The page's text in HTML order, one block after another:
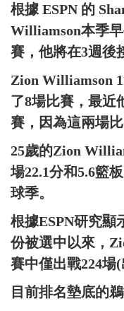
根據 ESPN 的
Williamson本季
賽，他將在3週後
Zion Williamson
了8場比賽，最近
賽，因為這兩場
25歲的Zion
場22.1分和5.6籃
球季。
根據ESPN研究顯
份被選中以來，
賽中僅出戰224場(
目前排名墊底的